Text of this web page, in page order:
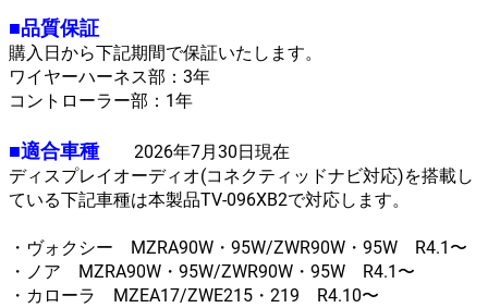
■品質保証
購入日から下記期間で保証いたします。
ワイヤーハーネス部：3年
コントローラー部：1年
■適合車種 2026年7月30日現在
ディスプレイオーディオ(コネクティッドナビ対応)を搭載し
ている下記車種は本製品TV-096XB2で対応します。
・ヴォクシー MZRA90W・95W/ZWR90W・95W R4.1〜
・ノア MZRA90W・95W/ZWR90W・95W R4.1〜
・カローラ MZEA17/ZWE215・219 R4.10〜